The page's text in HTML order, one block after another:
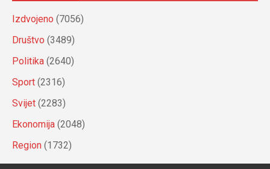
Izdvojeno (7056)
Društvo (3489)
Politika (2640)
Sport (2316)
Svijet (2283)
Ekonomija (2048)
Region (1732)